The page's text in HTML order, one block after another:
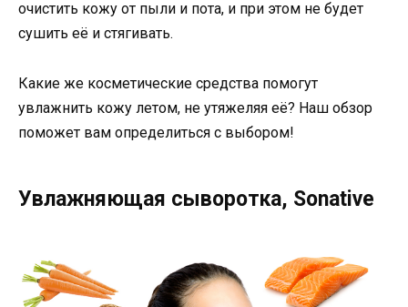
очистить кожу от пыли и пота, и при этом не будет
сушить её и стягивать.
Какие же косметические средства помогут
увлажнить кожу летом, не утяжеляя её? Наш обзор
поможет вам определиться с выбором!
Увлажняющая сыворотка, Sonative